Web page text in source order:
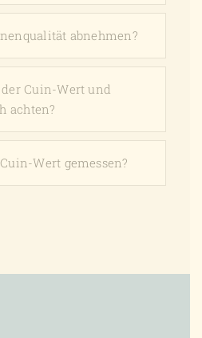
abnehmen?
Cuin-Wert und
achten?
Wert gemessen?